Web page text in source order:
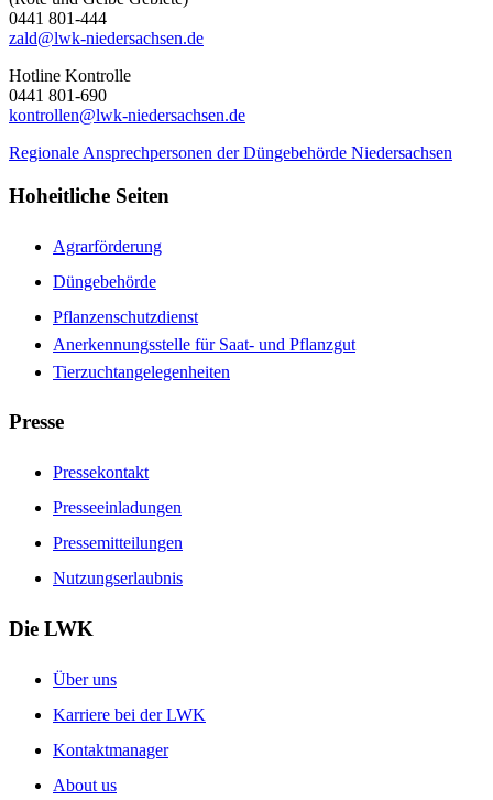
0441 801-444
zald@lwk-niedersachsen.de
Hotline Kontrolle
0441 801-690
kontrollen@lwk-niedersachsen.de
Regionale Ansprechpersonen der Düngebehörde Niedersachsen
Hoheitliche Seiten
Agrarförderung
Düngebehörde
Pflanzenschutzdienst
Anerkennungsstelle für Saat- und Pflanzgut
Tierzuchtangelegenheiten
Presse
Pressekontakt
Presseeinladungen
Pressemitteilungen
Nutzungserlaubnis
Die LWK
Über uns
Karriere bei der LWK
Kontaktmanager
About us